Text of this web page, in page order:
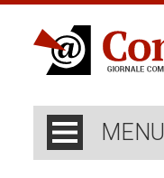
MENU